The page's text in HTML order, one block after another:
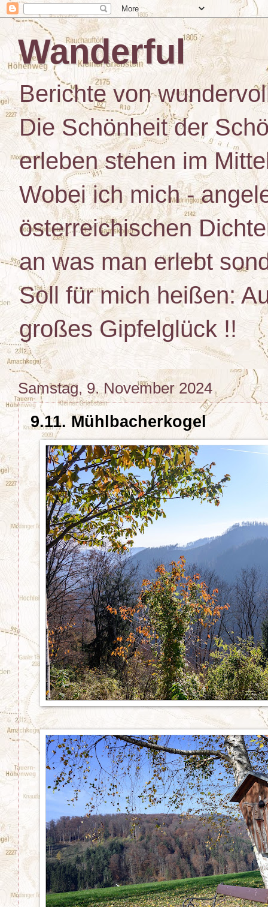
Wanderful
Berichte von
Die Schönheit der
erleben stehen im
Wobei ich mich -
österreichischen
an was man erlebt
Soll für mich heißen:
großes Gipfelglück !!
Samstag, 9. November 2024
9.11. Mühlbacherkogel